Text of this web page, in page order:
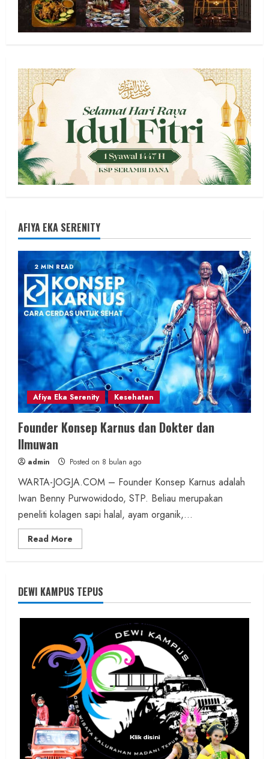
AFIYA EKA SERENITY
2 MIN READ
Afiya Eka Serenity Kesehatan
Founder Konsep Karnus dan Dokter dan
Ilmuwan
admin Posted on 8 bulan ago
WARTA-JOGJA.COM – Founder Konsep Karnus adalah
Iwan Benny Purwowidodo, STP. Beliau merupakan
peneliti kolagen sapi halal, ayam organik,...
Read More
more
dan
Dokter
dan
DEWI KAMPUS TEPUS